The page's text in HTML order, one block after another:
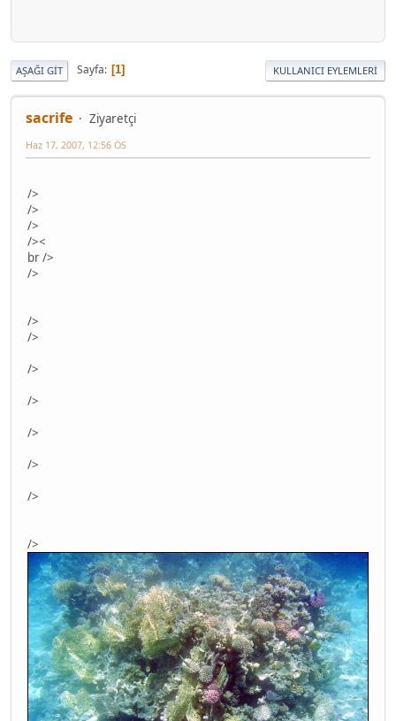
AŞAĞI GIT Sayfa 1 KULLANICI EYLEMLERI
sacrife Ziyaretçi
Haz 17, 2007, 12:56 ÖS
/>
/>
/>
/><
br />
/>
/>
/>
/>
/>
/>
/>
/>
/>